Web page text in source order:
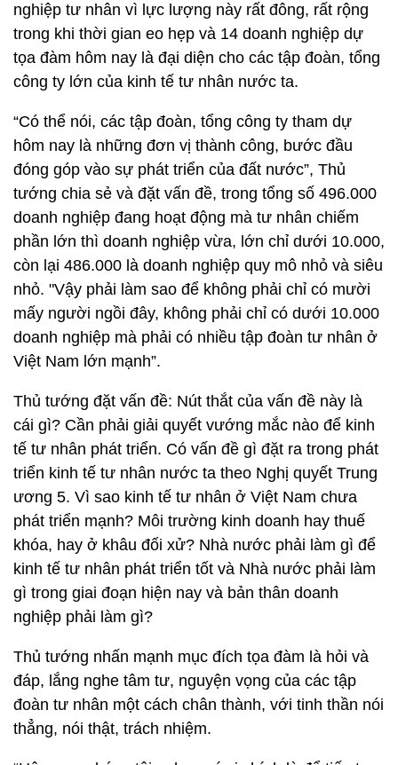
nghiệp tư nhân vì lực lượng này rất đông, rất rộng
trong khi thời gian eo hẹp và 14 doanh nghiệp dự
tọa đàm hôm nay là đại diện cho các tập đoàn, tổng
công ty lớn của kinh tế tư nhân nước ta.
“Có thể nói, các tập đoàn, tổng công ty tham dự
hôm nay là những đơn vị thành công, bước đầu
đóng góp vào sự phát triển của đất nước”, Thủ
tướng chia sẻ và đặt vấn đề, trong tổng số 496.000
doanh nghiệp đang hoạt động mà tư nhân chiếm
phần lớn thì doanh nghiệp vừa, lớn chỉ dưới 10.000,
còn lại 486.000 là doanh nghiệp quy mô nhỏ và siêu
nhỏ. "Vậy phải làm sao để không phải chỉ có mười
mấy người ngồi đây, không phải chỉ có dưới 10.000
doanh nghiệp mà phải có nhiều tập đoàn tư nhân ở
Việt Nam lớn mạnh”.
Thủ tướng đặt vấn đề: Nút thắt của vấn đề này là
cái gì? Cần phải giải quyết vướng mắc nào để kinh
tế tư nhân phát triển. Có vấn đề gì đặt ra trong phát
triển kinh tế tư nhân nước ta theo Nghị quyết Trung
ương 5. Vì sao kinh tế tư nhân ở Việt Nam chưa
phát triển mạnh? Môi trường kinh doanh hay thuế
khóa, hay ở khâu đối xử? Nhà nước phải làm gì để
kinh tế tư nhân phát triển tốt và Nhà nước phải làm
gì trong giai đoạn hiện nay và bản thân doanh
nghiệp phải làm gì?
Thủ tướng nhấn mạnh mục đích tọa đàm là hỏi và
đáp, lắng nghe tâm tư, nguyện vọng của các tập
đoàn tư nhân một cách chân thành, với tinh thần nói
thẳng, nói thật, trách nhiệm.